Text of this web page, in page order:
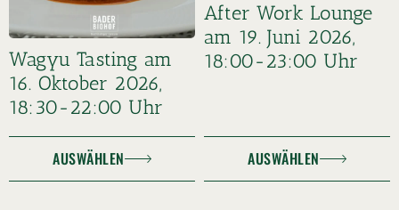
Wagyu Tasting am
16. Oktober 2026,
18:30-22:00 Uhr
AUSWÄHLEN
After Work Lounge
am 19. Juni 2026,
18:00-23:00 Uhr
AUSWÄHLEN